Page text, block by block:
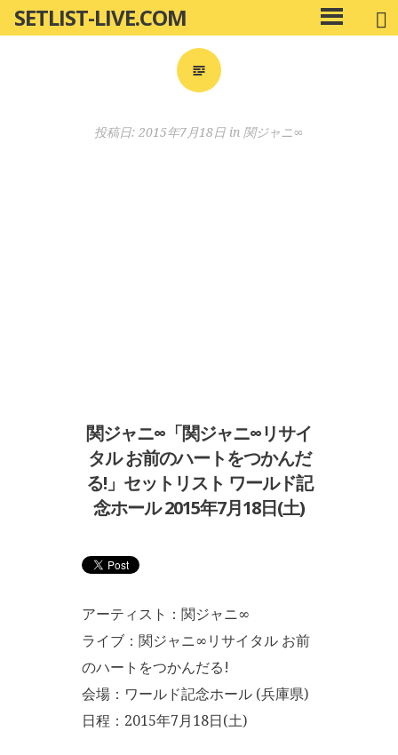
ン
SETLIST-LIVE.COM
メ
イ
投稿日: 2015年7月18日 in 関ジャニ∞
関ジャニ∞「関ジャニ∞リサイ
タル お前のハートをつかんだ
る!」セットリスト ワールド記
念ホール 2015年7月18日(土)
アーティスト：関ジャニ∞
ライブ：関ジャニ∞リサイタル お前
のハートをつかんだる!
会場：ワールド記念ホール (兵庫県)
日程：2015年7月18日(土)